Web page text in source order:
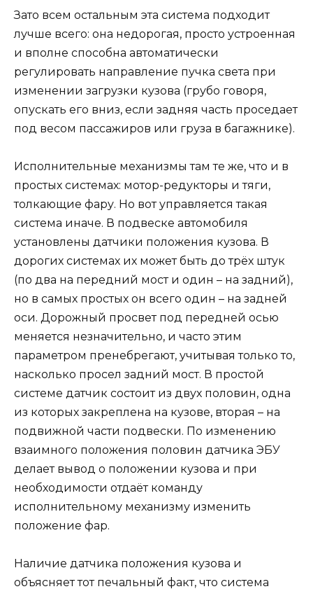
Зато всем остальным эта система подходит
лучше всего: она недорогая, просто устроенная
и вполне способна автоматически
регулировать направление пучка света при
изменении загрузки кузова (грубо говоря,
опускать его вниз, если задняя часть проседает
под весом пассажиров или груза в багажнике).
Исполнительные механизмы там те же, что и в
простых системах: мотор-редукторы и тяги,
толкающие фару. Но вот управляется такая
система иначе. В подвеске автомобиля
установлены датчики положения кузова. В
дорогих системах их может быть до трёх штук
(по два на передний мост и один – на задний),
но в самых простых он всего один – на задней
оси. Дорожный просвет под передней осью
меняется незначительно, и часто этим
параметром пренебрегают, учитывая только то,
насколько просел задний мост. В простой
системе датчик состоит из двух половин, одна
из которых закреплена на кузове, вторая – на
подвижной части подвески. По изменению
взаимного положения половин датчика ЭБУ
делает вывод о положении кузова и при
необходимости отдаёт команду
исполнительному механизму изменить
положение фар.
Наличие датчика положения кузова и
объясняет тот печальный факт, что система